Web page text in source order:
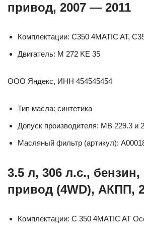
привод, 2007 — 2011
Комплектации: C350 4MATIC AT,
Двигатель: M 272 KE 35
ООО Яндекс, ИНН 454545454
Тип масла: синтетика
Допуск производителя: MB 229.3 и
Масляный фильтр (артикул):
3.5 л, 306 л.с.,
привод (4WD), АКПП,
Комплектации: C 350 4MATIC AT